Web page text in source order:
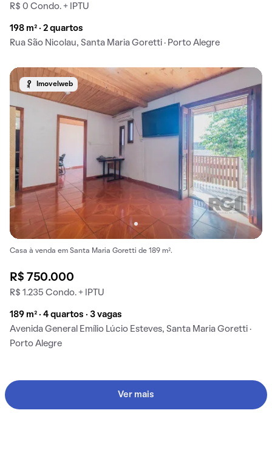
R$ 0 Condo. + IPTU
198 m² · 2 quartos
Rua São Nicolau, Santa Maria Goretti · Porto Alegre
Imovelweb
Casa à venda em Santa Maria Goretti de 189 m².
R$ 750.000
R$ 1.235 Condo. + IPTU
189 m² · 4 quartos · 3 vagas
Avenida General Emílio Lúcio Esteves, Santa Maria Goretti ·
Porto Alegre
Ver mais